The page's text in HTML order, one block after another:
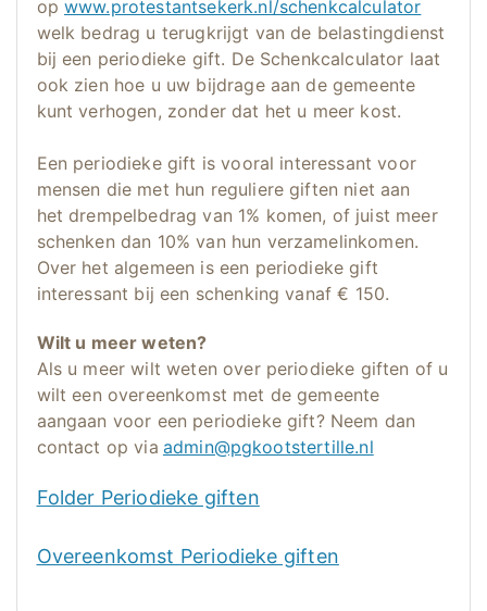
op www.protestantsekerk.nl/schenkcalculator
welk bedrag u terugkrijgt van de belastingdienst
bij een periodieke gift. De Schenkcalculator laat
ook zien hoe u uw bijdrage aan de gemeente
kunt verhogen, zonder dat het u meer kost.
Een periodieke gift is vooral interessant voor
mensen die met hun reguliere giften niet aan
het drempelbedrag van 1% komen, of juist meer
schenken dan 10% van hun verzamelinkomen.
Over het algemeen is een periodieke gift
interessant bij een schenking vanaf € 150.
Wilt u meer weten?
Als u meer wilt weten over periodieke giften of u
wilt een overeenkomst met de gemeente
aangaan voor een periodieke gift? Neem dan
contact op via admin@pgkootstertille.nl
Folder Periodieke giften
Overeenkomst Periodieke giften